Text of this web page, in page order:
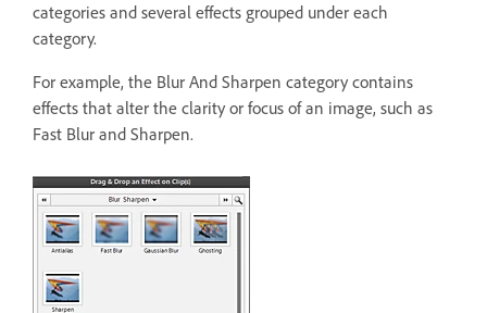
categories and several effects grouped under each
category.
For example, the Blur And Sharpen category contains
effects that alter the clarity or focus of an image, such as
Fast Blur and Sharpen.